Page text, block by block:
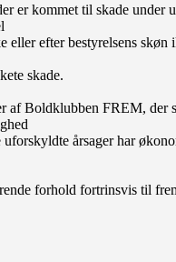
kommet til skade under
efter bestyrelsens skøn
skade.
FREM, der
årsager har
forhold fortrinsvis til